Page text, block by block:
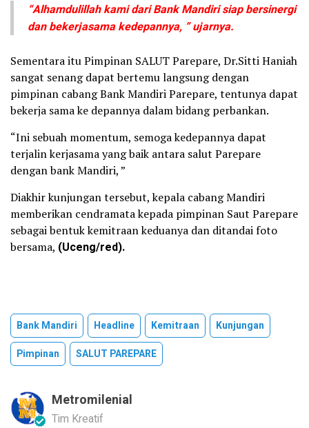
“Alhamdulillah kami dari Bank Mandiri siap bersinergi
dan bekerjasama kedepannya, ” ujarnya.
Sementara itu Pimpinan SALUT Parepare, Dr.Sitti Haniah
sangat senang dapat bertemu langsung dengan
pimpinan cabang Bank Mandiri Parepare, tentunya dapat
bekerja sama ke depannya dalam bidang perbankan.
“Ini sebuah momentum, semoga kedepannya dapat
terjalin kerjasama yang baik antara salut Parepare
dengan bank Mandiri, ”
Diakhir kunjungan tersebut, kepala cabang Mandiri
memberikan cendramata kepada pimpinan Saut Parepare
sebagai bentuk kemitraan keduanya dan ditandai foto
bersama, (Uceng/red).
Bank Mandiri Headline Kemitraan
Kunjungan
Pimpinan
SALUT PAREPARE
Metromilenial
Tim Kreatif